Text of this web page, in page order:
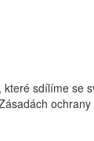
sdílíme se